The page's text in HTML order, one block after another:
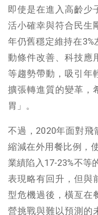
即使是在進入高齡少
活小確幸與符合民生
年仍舊穩定維持在
動條件改善、科技應
等趨勢帶動，吸引年
擴張轉進質的變革，
胃」。
不過，2020年面對飛
縮減在外用餐比例，
業績陷入17-23%不等
表現略有回升，但與
型危機過後，橫亙在
營挑戰與難以預測的